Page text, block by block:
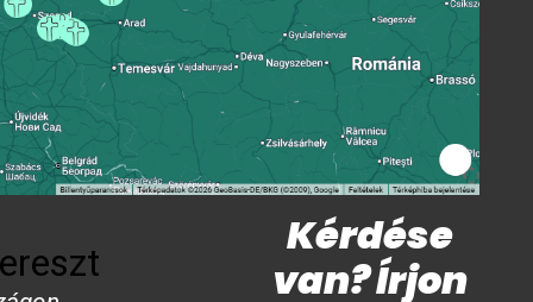
Kérdése
van? Írjon